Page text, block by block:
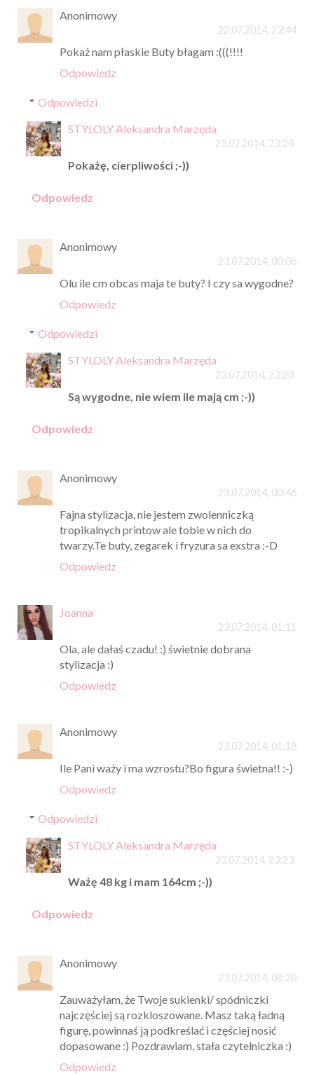
Anonimowy
22.07.2014, 23:44
Pokaż nam płaskie Buty błagam :(((!!!!
Odpowiedz
Odpowiedzi
STYLOLY Aleksandra Marzęda
23.07.2014, 23:20
Pokażę, cierpliwości ;-))
Odpowiedz
Anonimowy
23.07.2014, 00:06
Olu ile cm obcas maja te buty? I czy sa wygodne?
Odpowiedz
Odpowiedzi
STYLOLY Aleksandra Marzęda
23.07.2014, 23:20
Są wygodne, nie wiem ile mają cm ;-))
Odpowiedz
Anonimowy
23.07.2014, 00:46
Fajna stylizacja, nie jestem zwolenniczką
tropikalnych printow ale tobie w nich do
twarzy.Te buty, zegarek i fryzura sa exstra :-D
Odpowiedz
Joanna
23.07.2014, 01:11
Ola, ale dałaś czadu! :) świetnie dobrana
stylizacja :)
Odpowiedz
Anonimowy
23.07.2014, 01:18
Ile Pani waży i ma wzrostu?Bo figura świetna!! :-)
Odpowiedz
Odpowiedzi
STYLOLY Aleksandra Marzęda
23.07.2014, 23:23
Ważę 48 kg i mam 164cm ;-))
Odpowiedz
Anonimowy
23.07.2014, 08:20
Zauważyłam, że Twoje sukienki/ spódniczki
najczęściej są rozkloszowane. Masz taką ładną
figurę, powinnaś ją podkreślać i częściej nosić
dopasowane :) Pozdrawiam, stała czytelniczka :)
Odpowiedz